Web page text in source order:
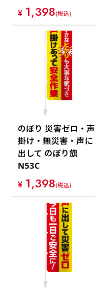
¥ 1,398(税込)
のぼり 災害ゼロ・声
掛け・無災害・声に
出して のぼり旗
N53C
¥ 1,398(税込)